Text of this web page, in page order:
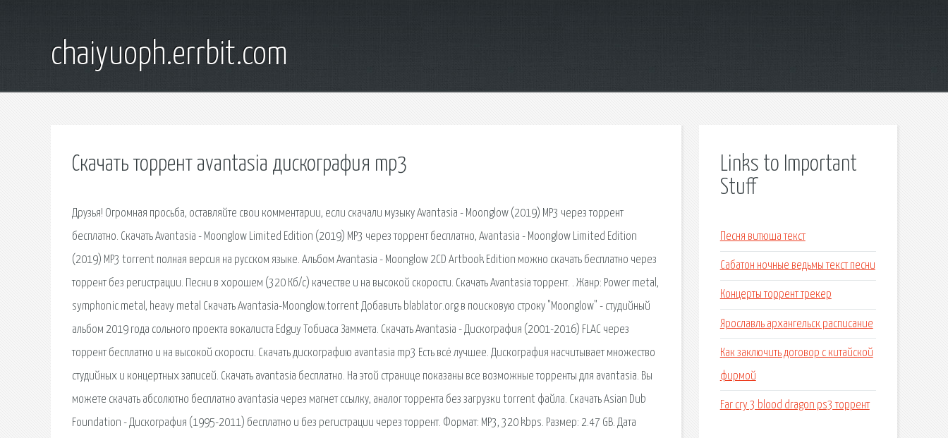
chaiyuoph.errbit.com
Скачать торрент avantasia дискография mp3
Друзья! Огромная просьба, оставляйте свои комментарии, если скачали музыку Avantasia - Moonglow (2019) MP3 через торрент
бесплатно. Скачать Avantasia - Moonglow Limited Edition (2019) MP3 через торрент бесплатно, Avantasia - Moonglow Limited Edition
(2019) MP3 torrent полная версия на русском языке. Альбом Avantasia - Moonglow 2CD Artbook Edition можно скачать бесплатно через
торрент без регистрации. Песни в хорошем (320 Кб/с) качестве и на высокой скорости. Скачать Avantasia торрент. . Жанр: Power metal,
symphonic metal, heavy metal Скачать Avantasia-Moonglow.torrent Добавить blablator.org в поисковую строку "Moonglow" - студийный
альбом 2019 года сольного проекта вокалиста Edguy Тобиаса Заммета. Скачать Avantasia - Дискография (2001-2016) FLAC через
торрент бесплатно и на высокой скорости. Скачать дискографию avantasia mp3 Есть всё лучшее. Дискография насчитывает множество
студийных и концертных записей. Скачать avantasia бесплатно. На этой странице показаны все возможные торренты для avantasia. Вы
можете скачать абсолютно бесплатно avantasia через магнет ссылку, аналог торрента без загрузки torrent файла. Скачать Asian Dub
Foundation - Дискография (1995-2011) бесплатно и без регистрации через торрент. Формат: MP3, 320 kbps. Размер: 2.47 GB. Дата
Links to Important
Stuff
Песня витюша текст
Сабатон ночные ведьмы текст песни
Концерты торрент трекер
Ярославль архангельск расписание
Как заключить договор с китайской
фирмой
Far cry 3 blood dragon ps3 торрент